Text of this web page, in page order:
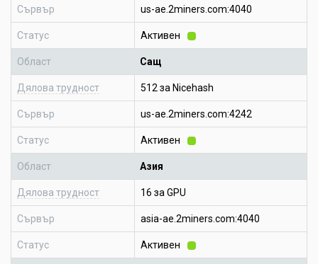
Сървър us-ae.2miners.com:4040
Статус Активен
Област Сащ
Дялова трудност 512 за Nicehash
Сървър us-ae.2miners.com:4242
Статус Активен
Област Азия
Дялова трудност 16 за GPU
Сървър asia-ae.2miners.com:4040
Статус Активен